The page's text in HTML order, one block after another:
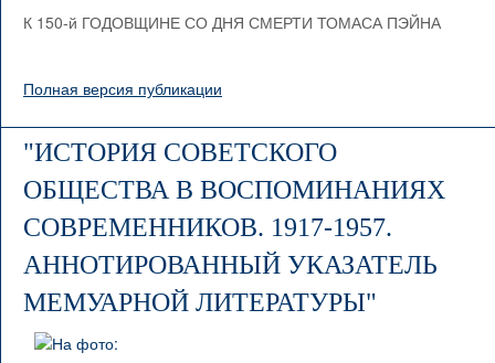
К 150-й ГОДОВЩИНЕ СО ДНЯ СМЕРТИ ТОМАСА ПЭЙНА
Полная версия публикации
"ИСТОРИЯ СОВЕТСКОГО
ОБЩЕСТВА В ВОСПОМИНАНИЯХ
СОВРЕМЕННИКОВ. 1917-1957.
АННОТИРОВАННЫЙ УКАЗАТЕЛЬ
МЕМУАРНОЙ ЛИТЕРАТУРЫ"